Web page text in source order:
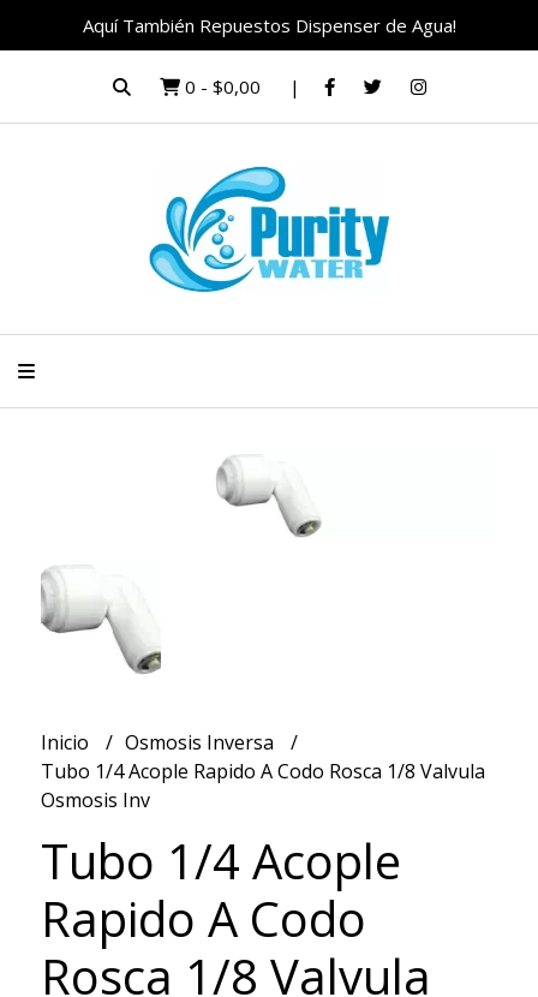
Aquí También Repuestos Dispenser de Agua!
0 - $0,00
Inicio
Osmosis Inversa
Tubo 1/4 Acople Rapido A Codo Rosca 1/8 Valvula
Osmosis Inv
Tubo 1/4 Acople
Rapido A Codo
Rosca 1/8 Valvula